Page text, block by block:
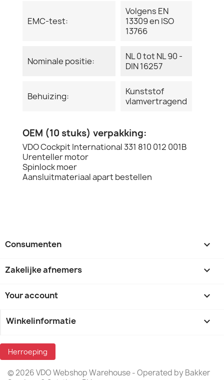
EMC-test:
Volgens EN
13309 en ISO
13766
Nominale positie:
NL 0 tot NL 90 -
DIN 16257
Behuizing:
Kunststof
vlamvertragend
OEM (10 stuks) verpakking:
VDO Cockpit International 331 810 012 001B
Urenteller motor
Spinlock moer
Aansluitmateriaal apart bestellen
Consumenten 
Zakelijke afnemers 
Your account 
Winkelinformatie keyboard_arrow_down
Herroeping
© 2026 VDO Webshop Warehouse - Operated by Bakker